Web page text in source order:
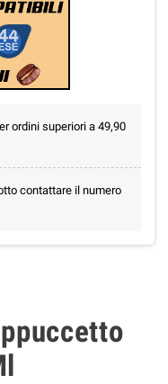
ordini superiori a 49,90
contattare il numero